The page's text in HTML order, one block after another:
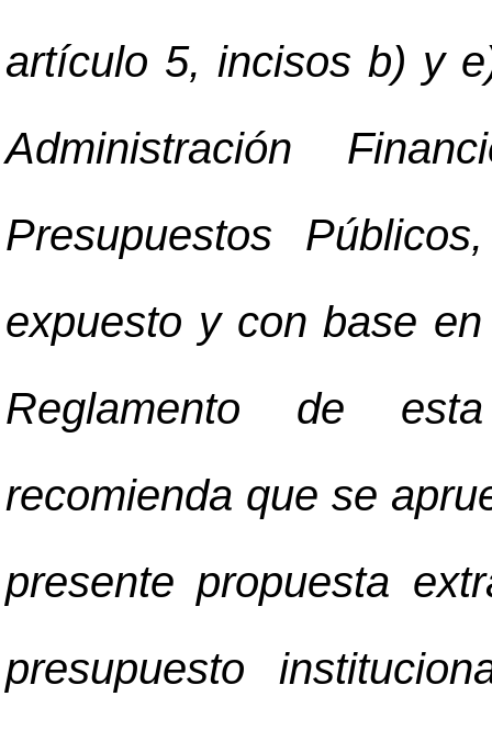
artículo 5, incisos b) y
Administración
Presupuestos
expuesto y con base
Reglamento de
recomienda que se
presente propuesta
presupuesto